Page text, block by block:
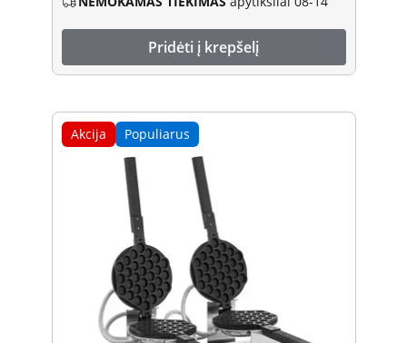
Pridėti į krepšelį
Akcija Populiarus